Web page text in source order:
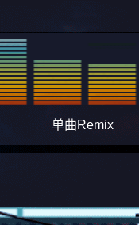
单曲Remix